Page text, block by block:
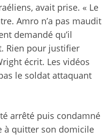
avait prise. « Le
Amro n’a pas maudit
demandé qu’il
Rien pour justifier
écrit. Les vidéos
le soldat attaquant
arrêté puis condamné
quitter son domicile